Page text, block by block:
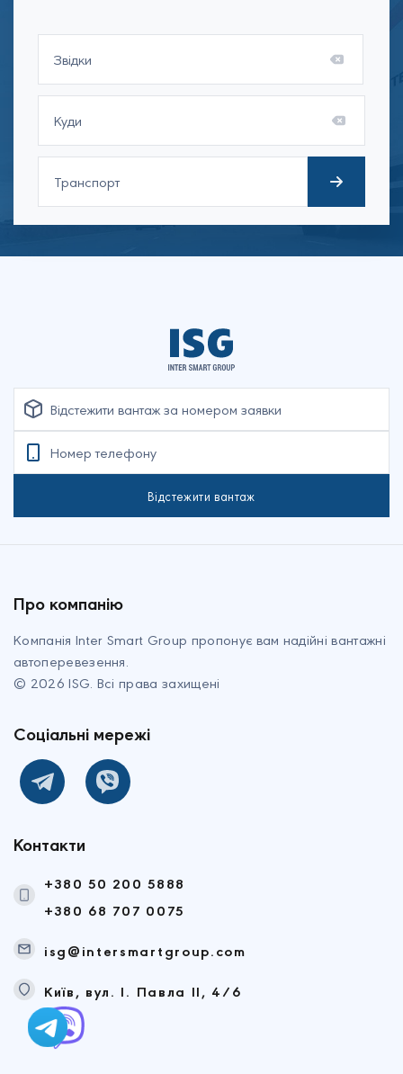
Відстежити вантаж
Про компанію
Компанія Inter Smart Group пропонує вам надійні вантажні
автоперевезення
© 2026 ISG. Всі права захищені
Соціальні мережі
Контакти
+380 50 200 5888
+380 68 707 0075
isg@intersmartgroup.com
Київ, вул. І. Павла II, 4/6